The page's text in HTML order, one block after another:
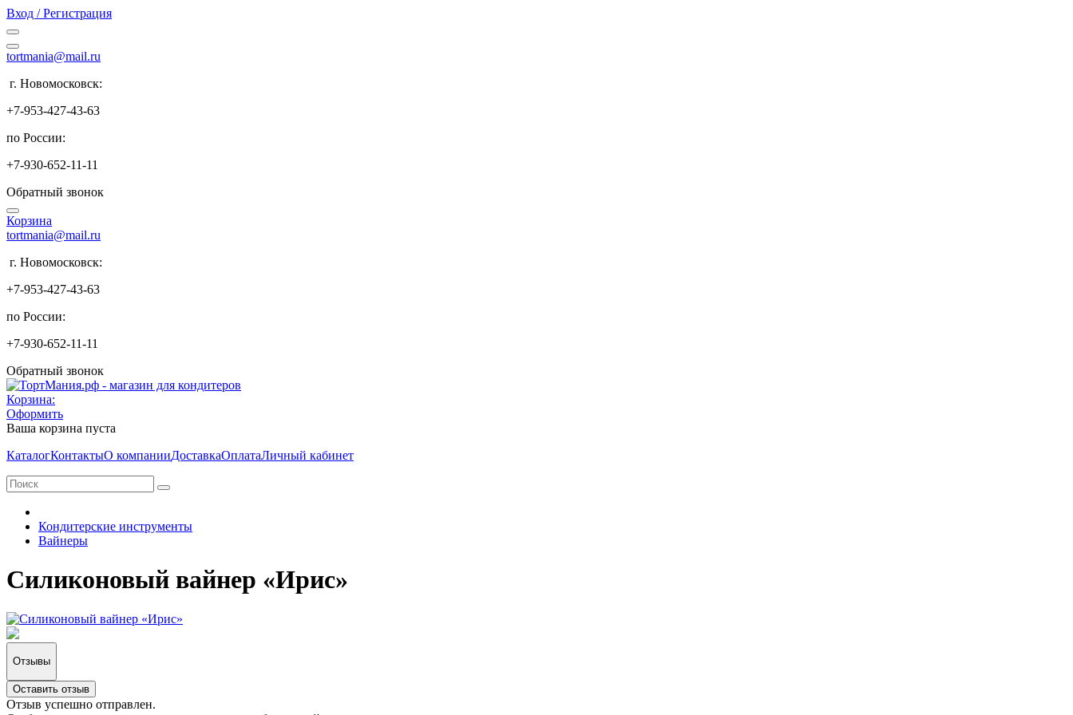
Вход / Регистрация
tortmania@mail.ru
г. Новомосковск:
+7-953-427-43-63
по России:
+7-930-652-11-11
Обратный звонок
Корзина
tortmania@mail.ru
г. Новомосковск:
+7-953-427-43-63
по России:
+7-930-652-11-11
Обратный звонок
Корзина:
Оформить
Ваша корзина пуста
КаталогКонтактыО компанииДоставкаОплатаЛичный кабинет
Кондитерские инструменты
Вайнеры
Силиконовый вайнер «Ирис»
Отзывы
Оставить отзыв
Отзыв успешно отправлен.